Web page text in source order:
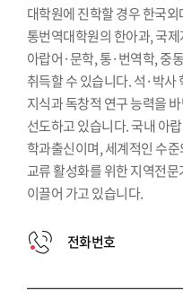
대학원에 진학할 경우 한국
통번역대학원의 한아과, 국
아랍어·문학, 통·번역학, 중
취득할 수 있습니다. 석·박사
지식과 독창적 연구 능력을
선도하고 있습니다. 국내 아
학과출신이며, 세계적인 수
교류 활성화를 위한 지역전
이끌어 가고 있습니다.
전화번호